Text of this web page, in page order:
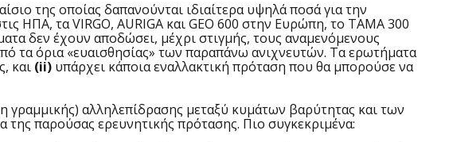
της οποίας δαπανούνται ιδιαίτερα υψηλά ποσά για την
ΗΠΑ, τα VIRGO, AURIGA και GEO 600 στην Ευρώπη, το TAMA 300
δεν έχουν αποδώσει, μέχρι στιγμής, τους αναμενόμενους
τα όρια «ευαισθησίας» των παραπάνω ανιχνευτών. Τα ερωτήματα
και (ii) υπάρχει κάποια εναλλακτική πρόταση που θα μπορούσε να
αλληλεπίδρασης μεταξύ κυμάτων βαρύτητας και των
παρούσας ερευνητικής πρότασης. Πιο συγκεκριμένα: